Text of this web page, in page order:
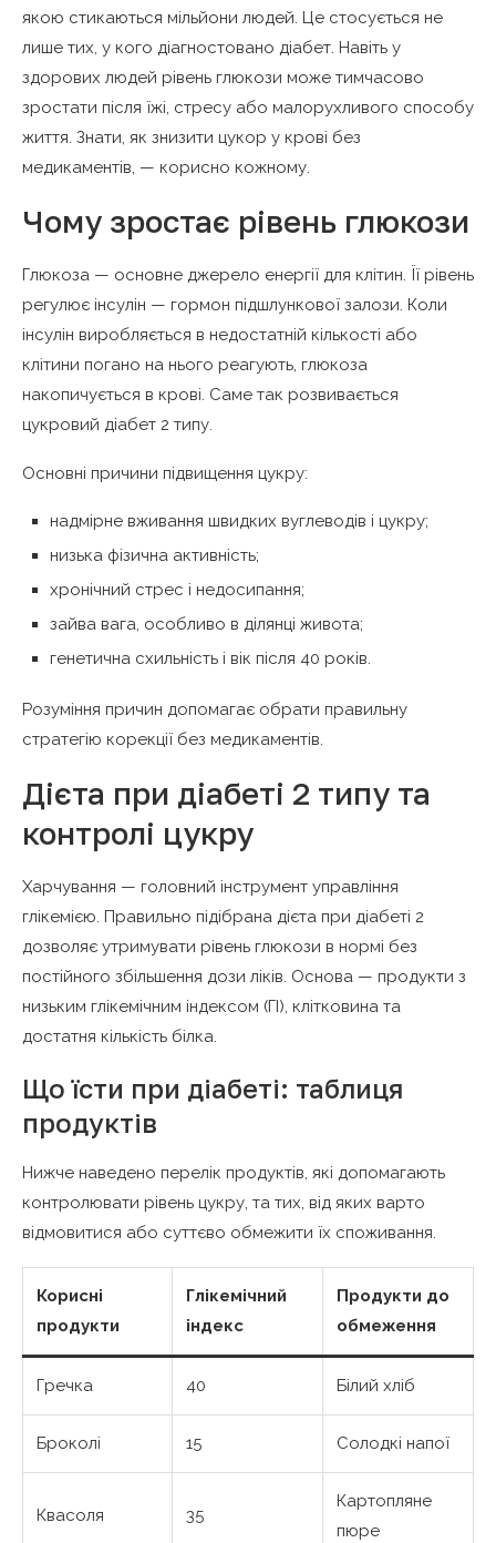
якою стикаються мільйони людей. Це стосується не
лише тих, у кого діагностовано діабет. Навіть у
здорових людей рівень глюкози може тимчасово
зростати після їжі, стресу або малорухливого способу
життя. Знати, як знизити цукор у крові без
медикаментів, — корисно кожному.
Чому зростає рівень глюкози
Глюкоза — основне джерело енергії для клітин. Її рівень
регулює інсулін — гормон підшлункової залози. Коли
інсулін виробляється в недостатній кількості або
клітини погано на нього реагують, глюкоза
накопичується в крові. Саме так розвивається
цукровий діабет 2 типу.
Основні причини підвищення цукру:
надмірне вживання швидких вуглеводів і цукру;
низька фізична активність;
хронічний стрес і недосипання;
зайва вага, особливо в ділянці живота;
генетична схильність і вік після 40 років.
Розуміння причин допомагає обрати правильну
стратегію корекції без медикаментів.
Дієта при діабеті 2 типу та
контролі цукру
Харчування — головний інструмент управління
глікемією. Правильно підібрана дієта при діабеті 2
дозволяє утримувати рівень глюкози в нормі без
постійного збільшення дози ліків. Основа — продукти з
низьким глікемічним індексом (ГІ), клітковина та
достатня кількість білка.
Що їсти при діабеті: таблиця
продуктів
Нижче наведено перелік продуктів, які допомагають
контролювати рівень цукру, та тих, від яких варто
відмовитися або суттєво обмежити їх споживання.
Корисні
продукти
Глікемічний
індекс
Продукти до
обмеження
Гречка 40 Білий хліб
Броколі 15 Солодкі напої
Квасоля 35
Картопляне
пюре